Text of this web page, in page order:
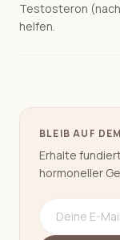
Testosteron
helfen.
BLEIB AUF
Erhalte
hormoneller